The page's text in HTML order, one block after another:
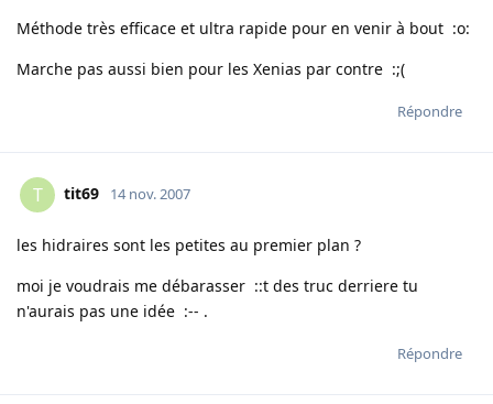
Méthode très efficace et ultra rapide pour en venir à bout :o:
Marche pas aussi bien pour les Xenias par contre :;(
Répondre
T tit69 14 nov. 2007
les hidraires sont les petites au premier plan ?
moi je voudrais me débarasser ::t des truc derriere tu
n'aurais pas une idée :-- .
Répondre